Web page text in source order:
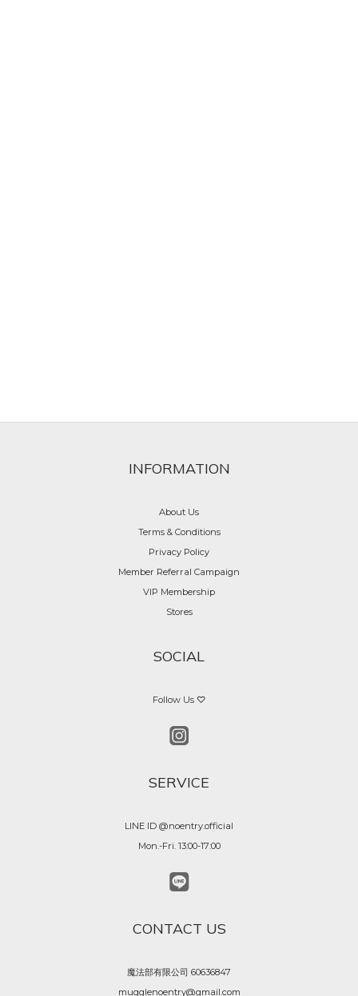
INFORMATION
About Us
Terms & Conditions
Privacy Policy
Member Referral Campaign
VIP Membership
Stores
SOCIAL
Follow Us ♡
SERVICE
LINE ID @noentry.official
Mon.-Fri. 13:00-17:00
CONTACT US
魔法部有限公司 60636847
mugglenoentry@gmail.com